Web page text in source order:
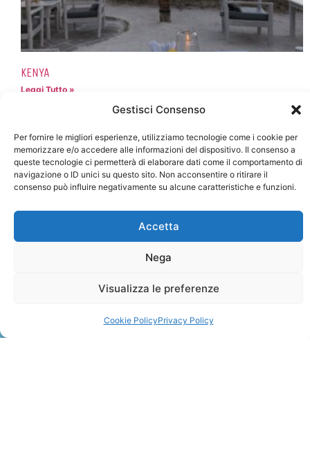
Gestisci Consenso
Per fornire le migliori esperienze, utilizziamo tecnologie come i cookie per
memorizzare e/o accedere alle informazioni del dispositivo. Il consenso a
queste tecnologie ci permetterà di elaborare dati come il comportamento di
navigazione o ID unici su questo sito. Non acconsentire o ritirare il
consenso può influire negativamente su alcune caratteristiche e funzioni.
Accetta
Nega
Visualizza le preferenze
Cookie PolicyPrivacy Policy
KENYA
Leggi Tutto »